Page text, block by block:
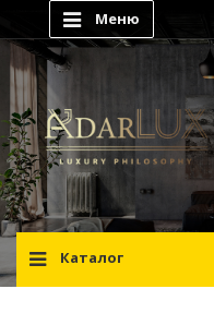
Меню
Каталог